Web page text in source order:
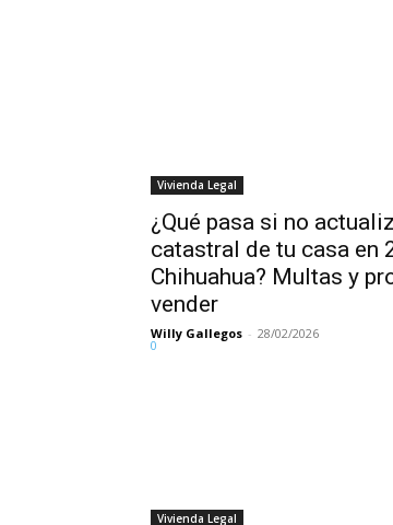
Vivienda Legal
¿Qué pasa si no
catastral de tu casa en
Chihuahua? Multas y
vender
Willy Gallegos - 28/02/2026
0
Vivienda Legal